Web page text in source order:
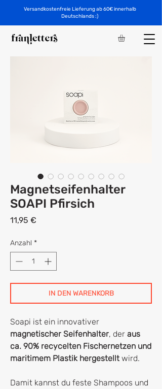
Versandkostenfreie Lieferung ab 60€ innerhalb
Deutschlands :)
Magnetseifenhalter
SOAPI Pfirsich
11,95 €
Anzahl *
IN DEN WARENKORB
Soapi ist ein innovativer
magnetischer Seifenhalter, der aus
ca. 90% recycelten Fischernetzen und
maritimem Plastik hergestellt wird.
Damit kannst du feste Shampoos und